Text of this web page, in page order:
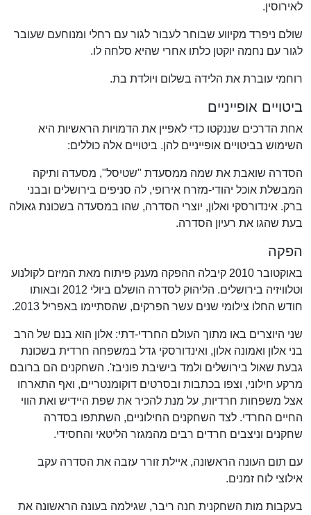
לאירוסין.
שולם ניפרד מקיווע שבוחר לעבור לגור עם רחלי ומנוחעם שעובר
לגור עם נחמה יוקטן כלתו אחרי שהיא סלחה לו.
רוחמי עוברת את הלידה בשלום ויולדת בת.
ביטויים אופייניים
אחת הדרכים שננקטו כדי לאפיין את הדמויות הראשיות היא
השימוש בביטויים אופייניים להן. ביטויים אלה כוללים:
הסדרה שואבת את שמה ממסעדת "שטיסל", מסעדה ותיקה
המבשלת אוכל יהודי-מזרח אירופי, לה סניפים בירושלים ובבני
ברק. אינדורסקי ואלון, יוצרי הסדרה, שהו במסעדה בשכונת גאולה
בעת שהגו את רעיון הסדרה.
הפקה
באוקטובר 2010 קיבלה ההפקה מענק פיתוח מאת המיזם לקולנוע
וטלוויזיה בירושלים. הליהוק לסדרה הושלם ביולי 2012 ובאותו
חודש החלו צילומי שנים עשר הפרקים, שהסתיימו באפריל 2013.
שני היוצרים באו מתוך העולם החרדי-דתי: אלון הוא בנם של הרב
בני אלון ואמונה אלון, ואינדורסקי גדל במשפחה חרדית בשכונת
גבעת שאול בירושלים ולמד בישיבת פוניבז'. השחקנים הם ברובם
מרקע חילוני, וצפו בכתבות ובסרטים דוקומנטריים, ואף התארחו
אצל משפחות חרדיות, על מנת להכיר את שפת היידיש ואת הווי
החיים החרדי. לצד השחקנים החילוניים, השתתפו בסדרה
שחקנים וניצבים חרדים רבים מהמגזר הליטאי והחסידי.
עם תום העונה הראשונה, איילת זורר עזבה את הסדרה עקב
אילוצי לוח זמנים.
בעקבות מות השחקנית חנה ריבר, שגילמה בעונה הראשונה את